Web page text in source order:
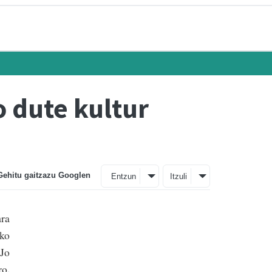
dute kultur
gaitzazu Googlen Entzun Itzuli